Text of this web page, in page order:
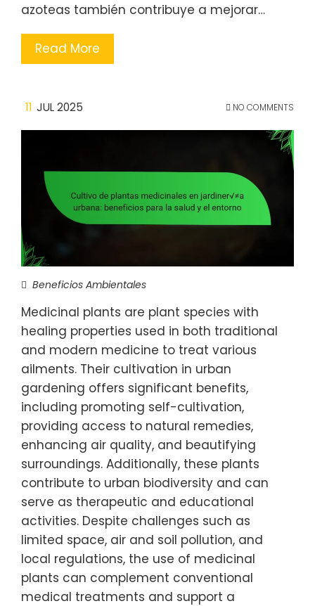
azoteas también contribuye a mejorar…
Read More
11 JUL 2025 NO COMMENTS
Beneficios Ambientales
Medicinal plants are plant species with
healing properties used in both traditional
and modern medicine to treat various
ailments. Their cultivation in urban
gardening offers significant benefits,
including promoting self-cultivation,
providing access to natural remedies,
enhancing air quality, and beautifying
surroundings. Additionally, these plants
contribute to urban biodiversity and can
serve as therapeutic and educational
activities. Despite challenges such as
limited space, air and soil pollution, and
local regulations, the use of medicinal
plants can complement conventional
medical treatments and support a